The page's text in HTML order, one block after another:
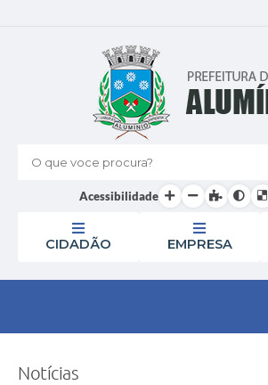
O que voce procura?
Acessibilidade
CIDADÃO EMPRESA
Notícias